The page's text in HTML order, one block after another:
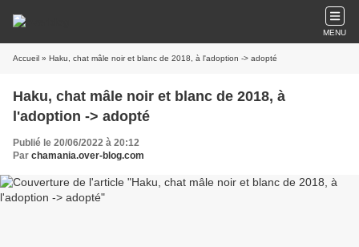
MENU
Accueil » Haku, chat mâle noir et blanc de 2018, à l'adoption -> adopté
Haku, chat mâle noir et blanc de 2018, à
l'adoption -> adopté
Publié le 20/06/2022 à 20:12
Par chamania.over-blog.com